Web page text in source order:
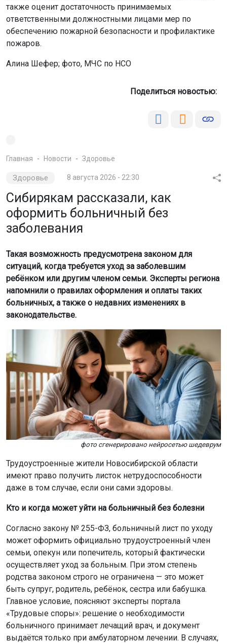
также оценит достаточность принимаемых
ответственными должностными лицами мер по
обеспечению пожарной безопасности и профилактике
пожаров.
Алина Шефер; фото, МЧС по НСО
Поделиться новостью:
Главная Новости Здоровье
Здоровье 8 августа 2026 - 22:30
Сибирякам рассказали, как
оформить больничный без
заболевания
Такая возможность предусмотрена законом для
ситуаций, когда требуется уход за заболевшим
ребёнком или другим членом семьи. Эксперты региона
напомнили о правилах оформления и оплаты таких
больничных, а также о недавних изменениях в
законодательстве.
фото сгенерировано нейросетью шедеврум
Трудоустроенные жители Новосибирской области
имеют право получить листок нетрудоспособности
даже в том случае, если они сами здоровы.
Кто и когда может уйти на больничный без болезни
Согласно закону № 255-ФЗ, больничный лист по уходу
может оформить официально трудоустроенный член
семьи, опекун или попечитель, который фактически
осуществляет уход за больным. При этом степень
родства законом строго не ограничена — это может
быть супруг, родитель, ребёнок, сестра или бабушка.
Главное условие, поясняют эксперты портала
«Трудовые споры»: решение о необходимости
больничного принимает лечащий врач, и документ
выдаётся только при амбулаторном лечении. В случаях,